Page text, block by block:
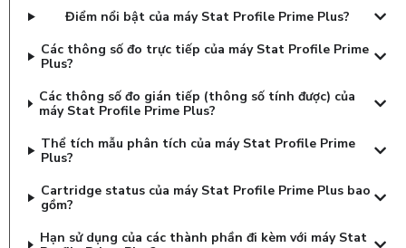
Điểm nổi bật của máy Stat Profile Prime Plus?
Các thông số đo trực tiếp của máy Stat Profile Prime
Plus?
Các thông số đo gián tiếp (thông số tính được) của
máy Stat Profile Prime Plus?
Thể tích mẫu phân tích của máy Stat Profile Prime
Plus?
Cartridge status của máy Stat Profile Prime Plus bao
gồm?
Hạn sử dụng của các thành phần đi kèm với máy Stat